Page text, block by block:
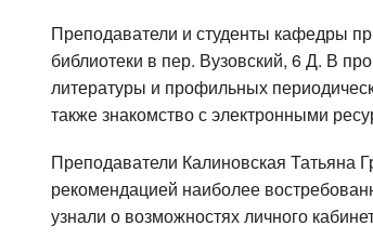
Преподаватели и студенты кафедры
библиотеки в пер. Вузовский, 6 Д. В
литературы и профильных
также знакомство с электронными
Преподаватели Калиновская Татьяна
рекомендацией наиболее
узнали о возможностях личного